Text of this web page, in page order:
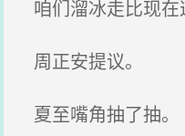
咱们溜冰走比现在
周正安提议。
夏至嘴角抽了抽。